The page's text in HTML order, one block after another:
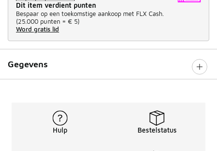
Dit item verdient punten
Bespaar op een toekomstige aankoop met FLX Cash.
(25.000 punten = € 5)
Word gratis lid
Gegevens
Hulp Bestelstatus